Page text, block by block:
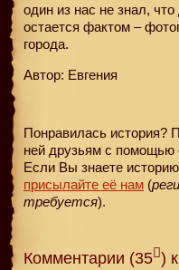
один из нас не знал,
остается фактом –
города.
Автор: Евгения
Понравилась история?
ней друзьям с помощью
Если Вы знаете
присылайте её нам (
требуется).
Комментарии (35 )